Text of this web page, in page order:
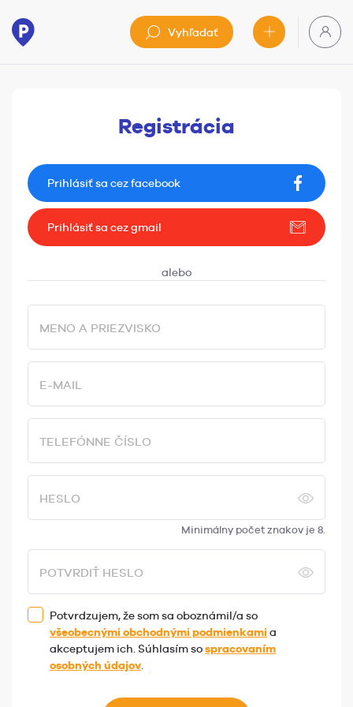
Vyhľadať
Registrácia
Prihlásiť sa cez facebook
Prihlásiť sa cez gmail
MENO A PRIEZVISKO
E-MAIL
TELEFÓNNE ČÍSLO
HESLO
Minimálny počet znakov je 8.
POTVRDIŤ HESLO
Potvrdzujem, že som sa oboznámil/a so
všeobecnými obchodnými podmienkamia
akceptujem ich. Súhlasím sospracovaním
osobných údajov